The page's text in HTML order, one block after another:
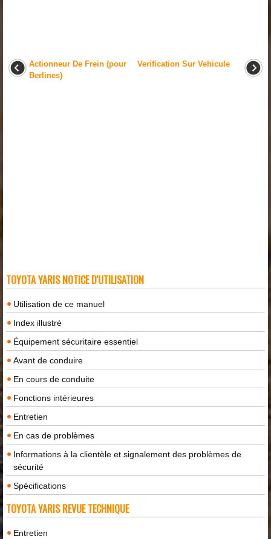
Actionneur De Frein (pour
Berlines)
Verification Sur Vehicule
TOYOTA YARIS NOTICE D'UTILISATION
Utilisation de ce manuel
Index illustré
Équipement sécuritaire essentiel
Avant de conduire
En cours de conduite
Fonctions intérieures
Entretien
En cas de problèmes
Informations à la clientèle et signalement des problèmes de
sécurité
Spécifications
TOYOTA YARIS REVUE TECHNIQUE
Entretien